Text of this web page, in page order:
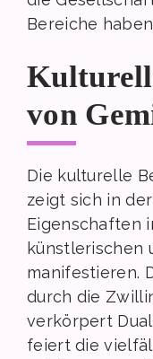
Bereiche
von
Die kulturelle
zeigt sich in
Eigenschaften
künstlerischen
manifestieren.
durch die
verkörpert
feiert die